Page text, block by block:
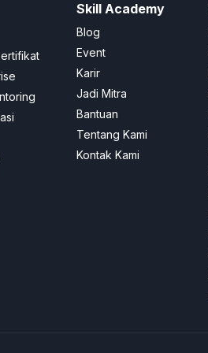
Skill Academy
Blog
Event
Karir
Jadi Mitra
Bantuan
Tentang Kami
Kontak Kami